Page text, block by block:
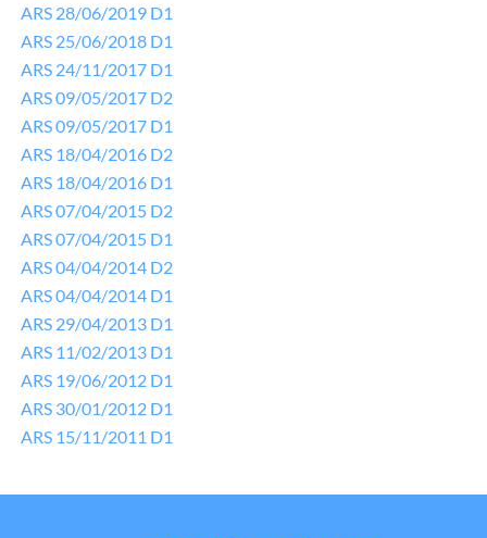
ARS 28/06/2019 D1
ARS 25/06/2018 D1
ARS 24/11/2017 D1
ARS 09/05/2017 D2
ARS 09/05/2017 D1
ARS 18/04/2016 D2
ARS 18/04/2016 D1
ARS 07/04/2015 D2
ARS 07/04/2015 D1
ARS 04/04/2014 D2
ARS 04/04/2014 D1
ARS 29/04/2013 D1
ARS 11/02/2013 D1
ARS 19/06/2012 D1
ARS 30/01/2012 D1
ARS 15/11/2011 D1